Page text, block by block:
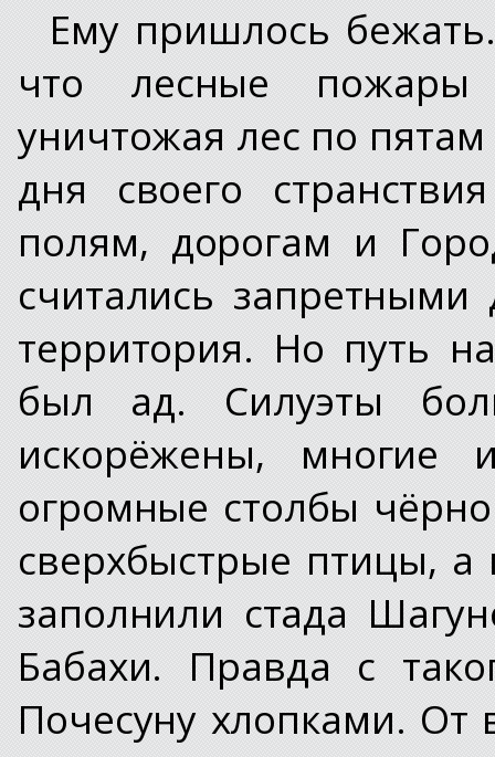
Ему пришлось
что лесные пожары
уничтожая лес по
дня своего
полям, дорогам и
считались
территория. Но путь
был ад. Силуэты
искорёжены, многие
огромные столбы
сверхбыстрые птицы,
заполнили стада
Бабахи. Правда с
Почесуну хлопками. От